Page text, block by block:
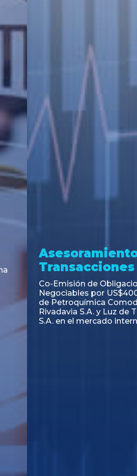
Transacciones
PAGBAM asesoró a
autorización para la
de los Certificados de
del Fideicomiso
Inmobiliario "Espacio